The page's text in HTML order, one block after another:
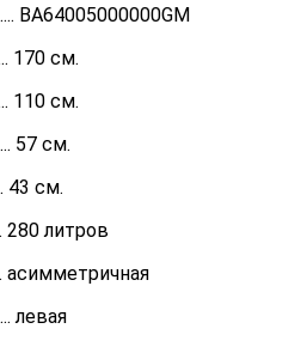
BA64005000000GM
170 см.
110 см.
57 см.
43 см.
280 литров
асимметричная
левая